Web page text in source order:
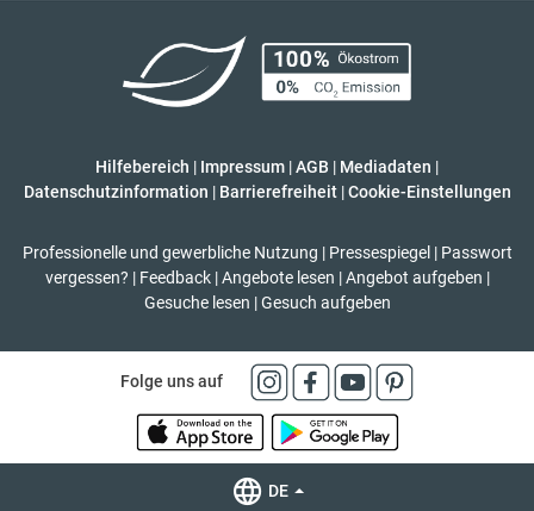
Hilfebereich | Impressum |AGB | Mediadaten |
Datenschutzinformation | Barrierefreiheit | Cookie-Einstellungen
Professionelle und gewerbliche Nutzung | Pressespiegel | Passwort
vergessen? | Feedback | Angebote lesen | Angebot aufgeben |
Gesuche lesen | Gesuch aufgeben
Folge uns auf
DE